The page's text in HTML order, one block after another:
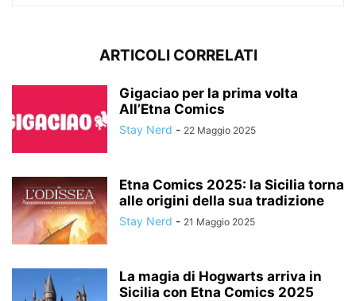
ARTICOLI CORRELATI
Gigaciao per la prima volta
All’Etna Comics
Stay Nerd - 22 Maggio 2025
Etna Comics 2025: la Sicilia torna
alle origini della sua tradizione
Stay Nerd - 21 Maggio 2025
La magia di Hogwarts arriva in
Sicilia con Etna Comics 2025